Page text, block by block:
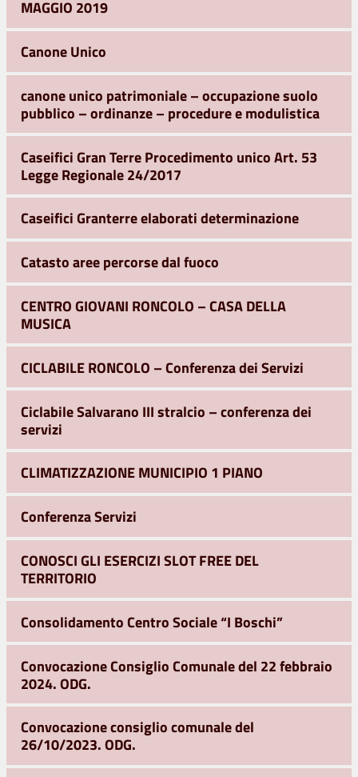
MAGGIO 2019
Canone Unico
canone unico patrimoniale – occupazione suolo
pubblico – ordinanze – procedure e modulistica
Caseifici Gran Terre Procedimento unico Art. 53
Legge Regionale 24/2017
Caseifici Granterre elaborati determinazione
Catasto aree percorse dal fuoco
CENTRO GIOVANI RONCOLO – CASA DELLA
MUSICA
CICLABILE RONCOLO – Conferenza dei Servizi
Ciclabile Salvarano III stralcio – conferenza dei
servizi
CLIMATIZZAZIONE MUNICIPIO 1 PIANO
Conferenza Servizi
CONOSCI GLI ESERCIZI SLOT FREE DEL
TERRITORIO
Consolidamento Centro Sociale “I Boschi”
Convocazione Consiglio Comunale del 22 febbraio
2024. ODG.
Convocazione consiglio comunale del
26/10/2023. ODG.